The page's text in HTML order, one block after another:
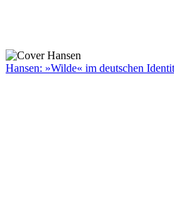
Hansen: »Wilde« im deutschen